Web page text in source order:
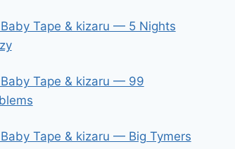
Tape & kizaru — 5 Nights
Tape & kizaru — 99
Tape & kizaru — Big Tymers